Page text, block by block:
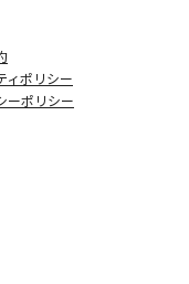
ィポリシー
ーポリシー